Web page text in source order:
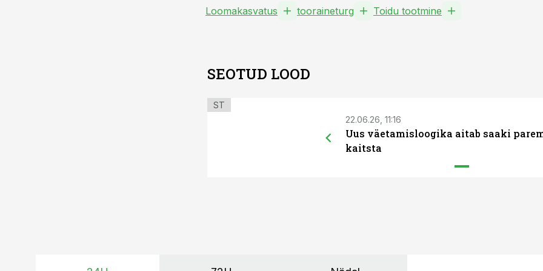
Loomakasvatus tooraineturg Toidu tootmine
SEOTUD LOOD
ST
22.06.26, 11:16
Uus väetamisloogika aitab saaki
kaitsta